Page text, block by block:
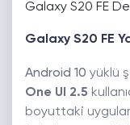
Galaxy S20 FE
Galaxy S20 FE
Android 10 yüklü
One UI 2.5
boyuttaki